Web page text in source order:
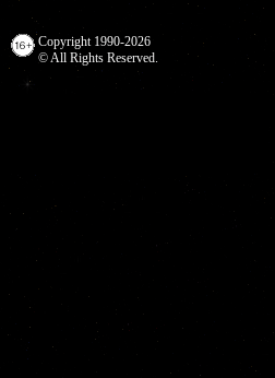
Copyright 1990-2026
© All Rights Reserved.